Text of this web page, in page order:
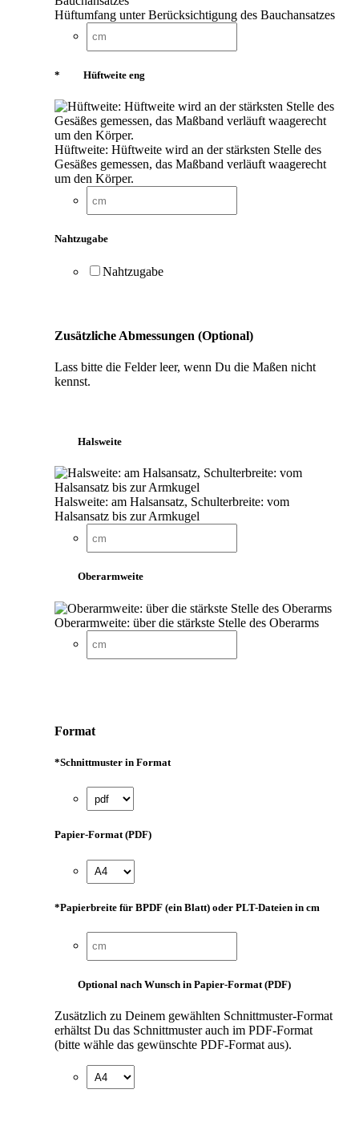
Hüftumfang unter Berücksichtigung des Bauchansatzes
* Hüftweite eng
Hüftweite: Hüftweite wird an der stärksten Stelle des
Gesäßes gemessen, das Maßband verläuft waagerecht
um den Körper.
Nahtzugabe
Nahtzugabe
Zusätzliche Abmessungen (Optional)
Lass bitte die Felder leer, wenn Du die Maßen nicht
kennst.
Halsweite
Halsweite: am Halsansatz, Schulterbreite: vom
Halsansatz bis zur Armkugel
Oberarmweite
Oberarmweite: über die stärkste Stelle des Oberarms
Format
*Schnittmuster in Format
Papier-Format (PDF)
*Papierbreite für BPDF (ein Blatt) oder PLT-Dateien in cm
Optional nach Wunsch in Papier-Format (PDF)
Zusätzlich zu Deinem gewählten Schnittmuster-Format
erhältst Du das Schnittmuster auch im PDF-Format
(bitte wähle das gewünschte PDF-Format aus).